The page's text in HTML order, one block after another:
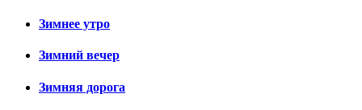
Зимнее утро
Зимний вечер
Зимняя дорога